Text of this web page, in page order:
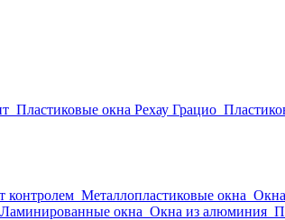
Пластиковые окна Рехау Грацио
контролем Металлопластиковые окна
Ламинированные окна Окна из алюминия